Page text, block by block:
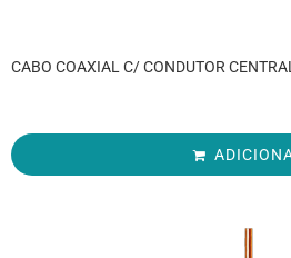
CABO COAXIAL C/ CONDUTOR